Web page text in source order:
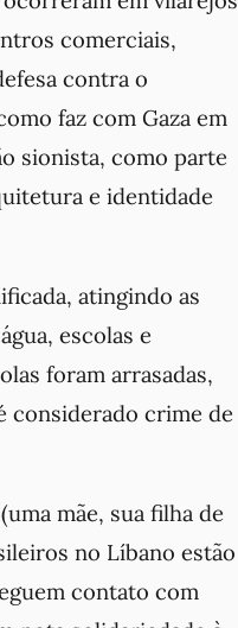
comerciais,
contra o
faz com Gaza em
sionista, como parte
e identidade
atingindo as
escolas e
foram arrasadas,
considerado crime de
mãe, sua filha de
no Líbano estão
contato com